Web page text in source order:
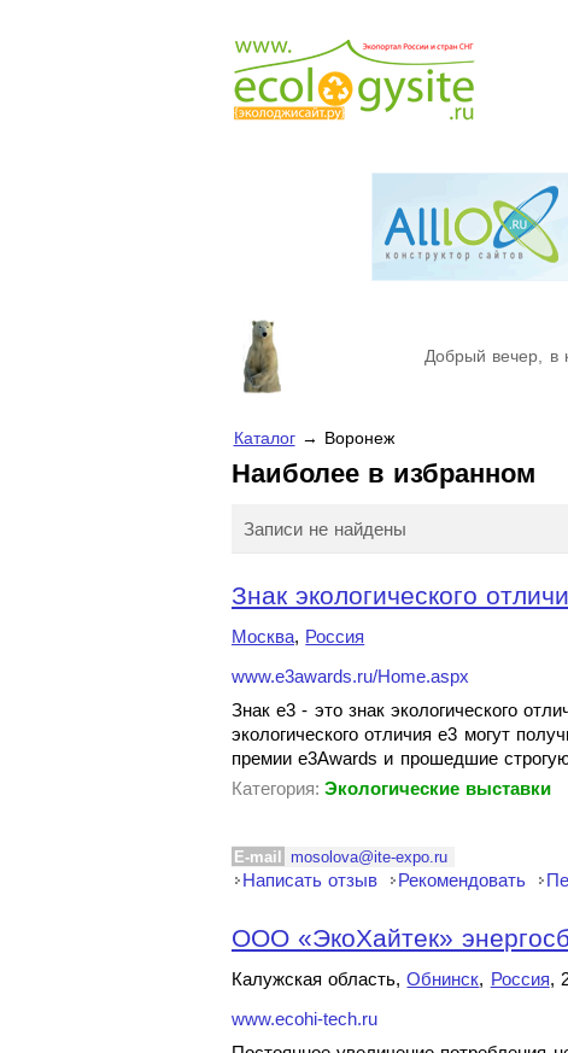
Добрый вечер, в
Каталог→ Воронеж
Наиболее в избранном
Записи не найдены
Знак экологического
Москва, Россия
www.e3awards.ru/Home.aspx
Знак e3 - это знак экологического
экологического отличия e3 могут
премии e3Awards и прошедшие
Категория: Экологические выставки
E-mail mosolova@ite-expo.ru
Написать отзыв Рекомендовать
ООО «ЭкоХайтек»
Калужская область,Обнинск, Россия,
www.ecohi-tech.ru